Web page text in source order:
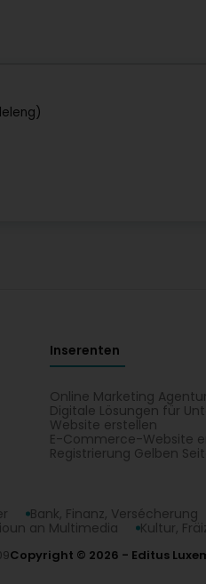
Inserenten
Online Marketing Agentur
Digitale Lösungen für
Website erstellen
E-Commerce-Website
Registrierung Gelben
Bank, Finanz, Versécherung
an Multimedia Kultur,
Copyright © 2026 Editus